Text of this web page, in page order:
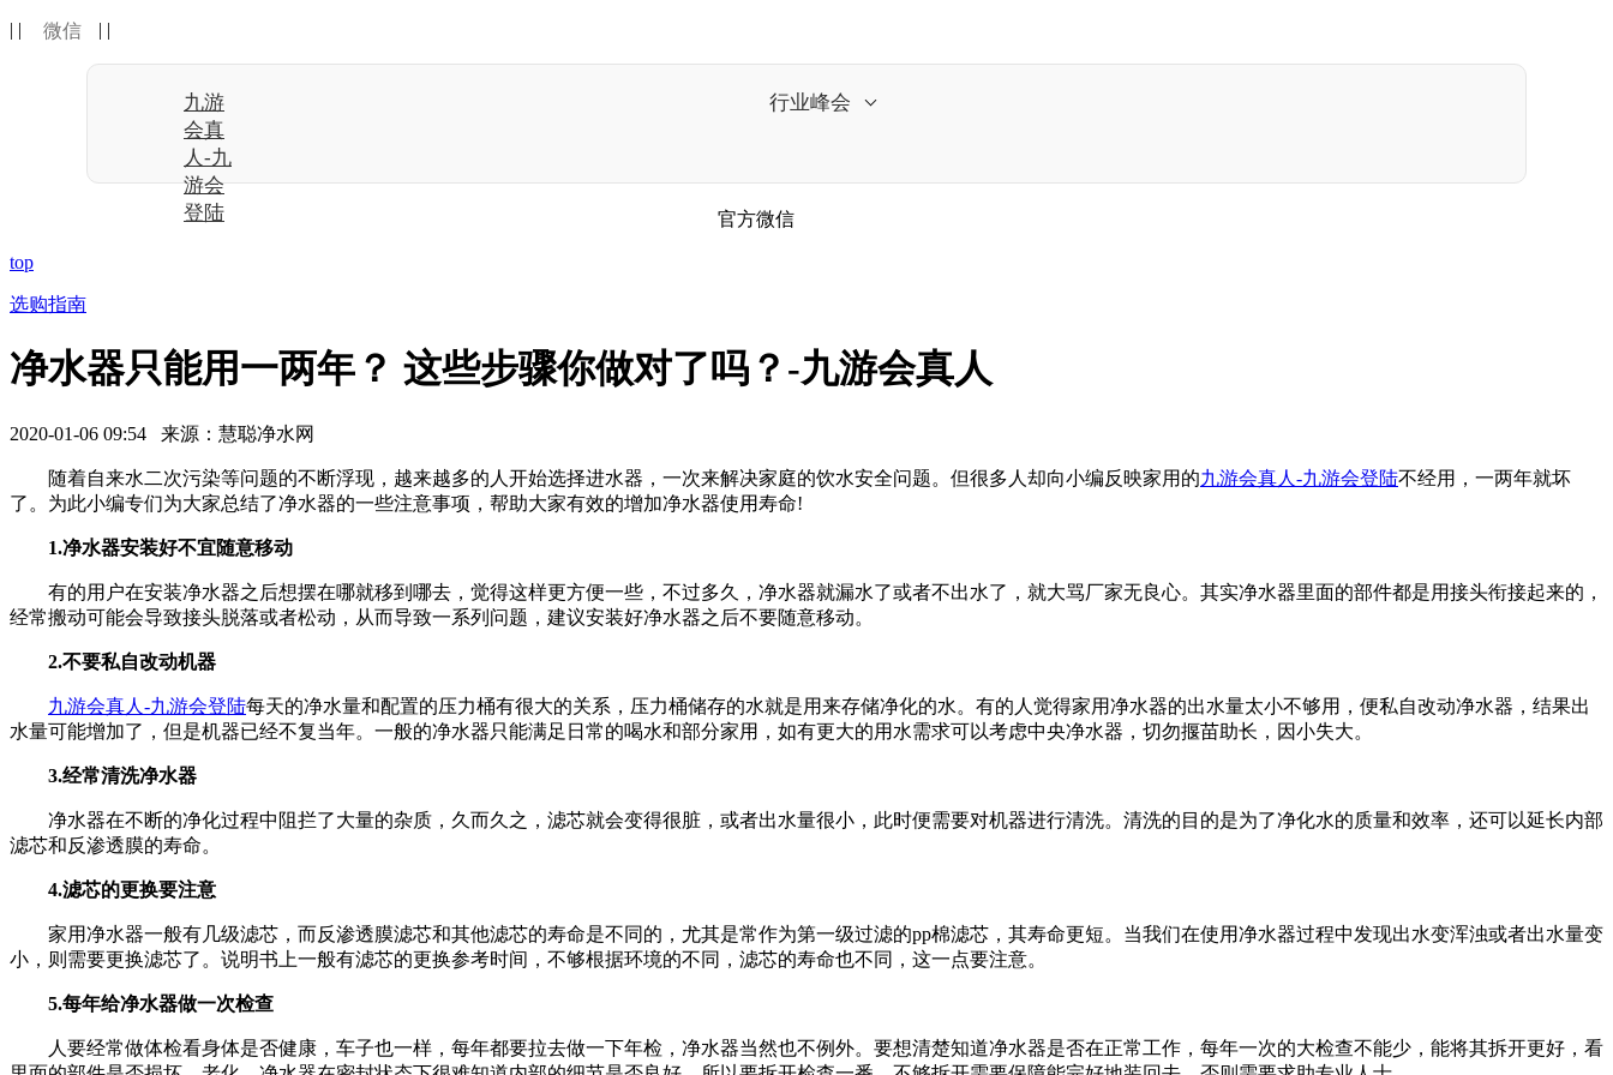
| | 微信 | |
九游
会真
人-九
游会
登陆
行业峰会
官方微信
top
选购指南
净水器只能用一两年？ 这些步骤你做对了吗？-九游会真人
2020-01-06 09:54 来源：慧聪净水网
随着自来水二次污染等问题的不断浮现，越来越多的人开始选择进水器，一次来解决家庭的饮水安全问题。但很多人却向小编反映家用的九游会真人-九游会登陆不经用，一两年就坏
了。为此小编专们为大家总结了净水器的一些注意事项，帮助大家有效的增加净水器使用寿命!
1.净水器安装好不宜随意移动
有的用户在安装净水器之后想摆在哪就移到哪去，觉得这样更方便一些，不过多久，净水器就漏水了或者不出水了，就大骂厂家无良心。其实净水器里面的部件都是用接头衔接起来的，
经常搬动可能会导致接头脱落或者松动，从而导致一系列问题，建议安装好净水器之后不要随意移动。
2.不要私自改动机器
九游会真人-九游会登陆每天的净水量和配置的压力桶有很大的关系，压力桶储存的水就是用来存储净化的水。有的人觉得家用净水器的出水量太小不够用，便私自改动净水器，结果出
水量可能增加了，但是机器已经不复当年。一般的净水器只能满足日常的喝水和部分家用，如有更大的用水需求可以考虑中央净水器，切勿揠苗助长，因小失大。
3.经常清洗净水器
净水器在不断的净化过程中阻拦了大量的杂质，久而久之，滤芯就会变得很脏，或者出水量很小，此时便需要对机器进行清洗。清洗的目的是为了净化水的质量和效率，还可以延长内部
滤芯和反渗透膜的寿命。
4.滤芯的更换要注意
家用净水器一般有几级滤芯，而反渗透膜滤芯和其他滤芯的寿命是不同的，尤其是常作为第一级过滤的pp棉滤芯，其寿命更短。当我们在使用净水器过程中发现出水变浑浊或者出水量变
小，则需要更换滤芯了。说明书上一般有滤芯的更换参考时间，不够根据环境的不同，滤芯的寿命也不同，这一点要注意。
5.每年给净水器做一次检查
人要经常做体检看身体是否健康，车子也一样，每年都要拉去做一下年检，净水器当然也不例外。要想清楚知道净水器是否在正常工作，每年一次的大检查不能少，能将其拆开更好，看